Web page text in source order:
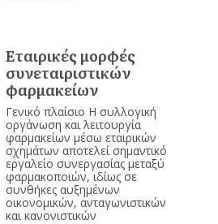
Εταιρικές μορφές
συνεταιριστικών
φαρμακείων
Γενικό πλαίσιο Η συλλογική
οργάνωση και λειτουργία
φαρμακείων μέσω εταιρικών
σχημάτων αποτελεί σημαντικό
εργαλείο συνεργασίας μεταξύ
φαρμακοποιών, ιδίως σε
συνθήκες αυξημένων
οικονομικών, ανταγωνιστικών
και κανονιστικών